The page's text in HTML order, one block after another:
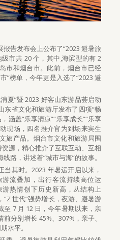
告发布会上公布了“2023 避暑旅
市共 20 个，其中,海滨型的有 2
市和烟台市。此前，烟台市已经
”榜单，今年更是入选了“2023 避
夏”暨 2023 好客山东游品荟启动
东省文化和旅游厅发布了四项“畅
涵盖“乐享清凉”“乐享成长”“乐享
现场，四名推介官为到场来宾生
旅产品。烟台市文化和旅游局围
源，精心推介了互联互动、互相
路，讲述着“城市与海”的故事。
其时。2023 年暑运开启以来，
流叠加，出行客流持续高位运
热情创下历史新高，从结构上
世代”强势增长，夜游、避暑游
7 月 12 日，今年暑期以来，亲
分别增长 45%、307%，亲子、
水平。